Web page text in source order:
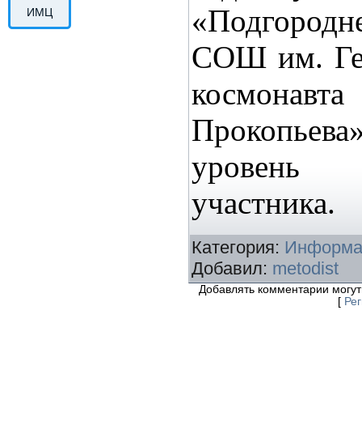
ИМЦ
СОШ им.
участника.
Категория:
Добавил: metodist
Добавлять комментарии
[